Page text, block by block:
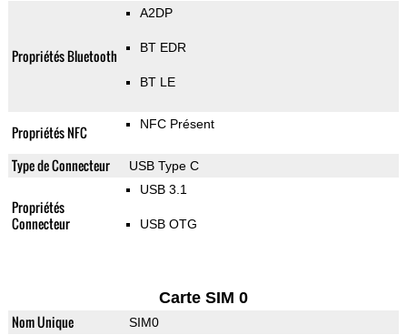
Propriétés Bluetooth
A2DP
BT EDR
BT LE
Propriétés NFC NFC Présent
Type de Connecteur USB Type C
Propriétés
Connecteur
USB 3.1
USB OTG
Carte SIM 0
Nom Unique SIM0